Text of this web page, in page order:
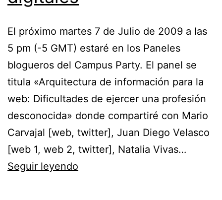
El próximo martes 7 de Julio de 2009 a las
5 pm (-5 GMT) estaré en los Paneles
blogueros del Campus Party. El panel se
titula «Arquitectura de información para la
web: Dificultades de ejercer una profesión
desconocida» donde compartiré con Mario
Carvajal [web, twitter], Juan Diego Velasco
[web 1, web 2, twitter], Natalia Vivas…
Seguir leyendo